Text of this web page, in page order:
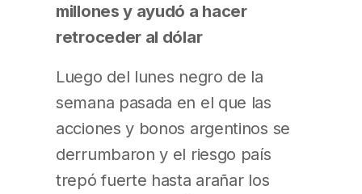
millones y ayudó a hacer
retroceder al dólar
Luego del lunes negro de la
semana pasada en el que las
acciones y bonos argentinos se
derrumbaron y el riesgo país
trepó fuerte hasta arañar los